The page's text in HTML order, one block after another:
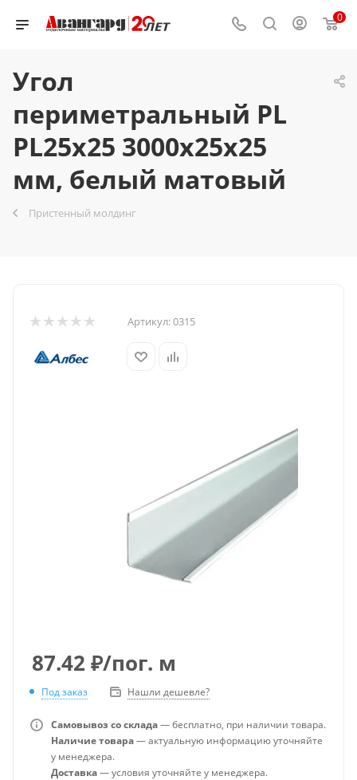
0
Угол
периметральный PL
PL25x25 3000х25х25
мм, белый матовый
Пристенный молдинг
Артикул:0315
87.42 ₽/пог. м
Под заказ Нашли дешевле?
Самовывоз со склада— бесплатно, при наличии товара.
Наличие товара— актуальную информацию уточняйте
у менеджера.
Доставка— условия уточняйте у менеджера.